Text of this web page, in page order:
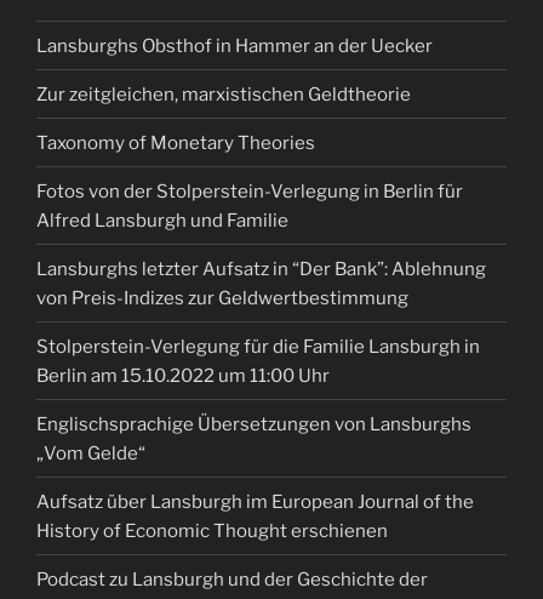
Lansburghs Obsthof in Hammer an der Uecker
Zur zeitgleichen, marxistischen Geldtheorie
Taxonomy of Monetary Theories
Fotos von der Stolperstein-Verlegung in Berlin für
Alfred Lansburgh und Familie
Lansburghs letzter Aufsatz in “Der Bank”: Ablehnung
von Preis-Indizes zur Geldwertbestimmung
Stolperstein-Verlegung für die Familie Lansburgh in
Berlin am 15.10.2022 um 11:00 Uhr
Englischsprachige Übersetzungen von Lansburghs
„Vom Gelde“
Aufsatz über Lansburgh im European Journal of the
History of Economic Thought erschienen
Podcast zu Lansburgh und der Geschichte der